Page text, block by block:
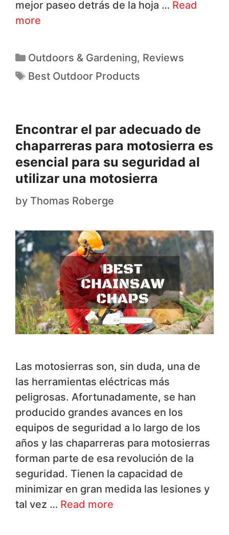
mejor paseo detrás de la hoja … Read
more
Outdoors & Gardening, Reviews
Best Outdoor Products
Encontrar el par adecuado de
chaparreras para motosierra es
esencial para su seguridad al
utilizar una motosierra
by Thomas Roberge
Las motosierras son, sin duda, una de
las herramientas eléctricas más
peligrosas. Afortunadamente, se han
producido grandes avances en los
equipos de seguridad a lo largo de los
años y las chaparreras para motosierras
forman parte de esa revolución de la
seguridad. Tienen la capacidad de
minimizar en gran medida las lesiones y
tal vez … Read more